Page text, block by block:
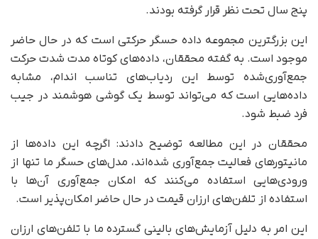
پنج سال تحت نظر قرار گرفته بودند.
این بزرگترین مجموعه داده حسگر حرکتی است که در حال حاضر
موجود است. به گفته محققان، داده‌های کوتاه مدت شدت حرکت
جمع‌آوری‌شده توسط این ردیاب‌های تناسب اندام، مشابه
داده‌هایی است که می‌تواند توسط یک گوشی هوشمند در جیب
فرد ضبط شود.
محققان در این مطالعه توضیح دادند: اگرچه این داده‌ها از
مانیتورهای فعالیت جمع‌آوری شده‌اند، مدل‌های حسگر ما تنها از
ورودی‌هایی استفاده می‌کنند که امکان جمع‌آوری آن‌ها با
استفاده از تلفن‌های ارزان قیمت در حال حاضر امکان‌پذیر است.
این امر به دلیل آزمایش‌های بالینی گسترده ما با تلفن‌های ارزان